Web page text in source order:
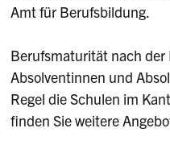
Amt für Berufsbildung.
Berufsmaturität nach der
Absolventinnen und
Regel die Schulen im
finden Sie weitere